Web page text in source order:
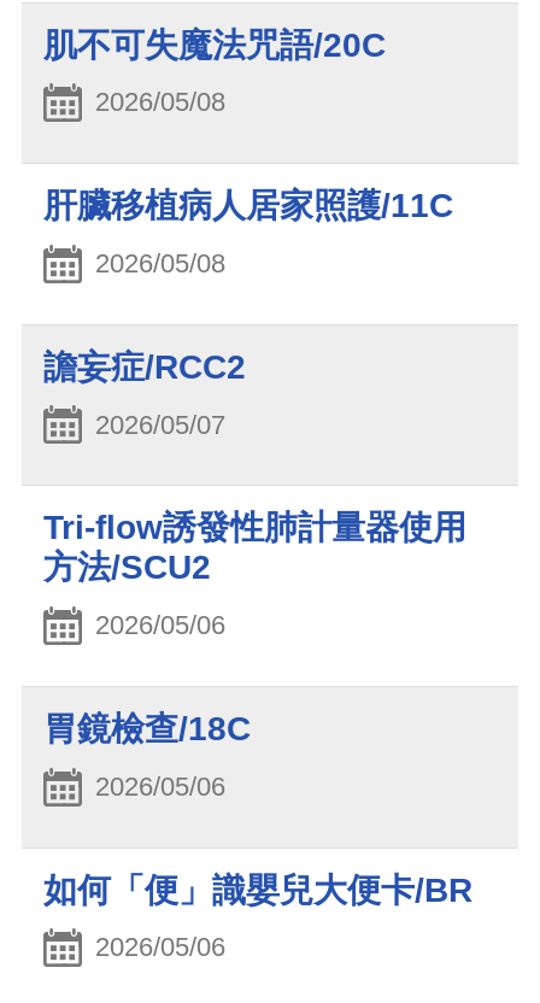
肌不可失魔法咒語/20C
2026/05/08
肝臟移植病人居家照護/11C
2026/05/08
譫妄症/RCC2
2026/05/07
Tri-flow誘發性肺計量器使用
方法/SCU2
2026/05/06
胃鏡檢查/18C
2026/05/06
如何「便」識嬰兒大便卡/BR
2026/05/06